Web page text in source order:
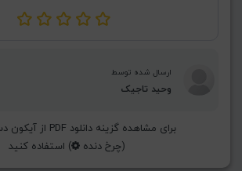
ارسال شده توسط
وحید تاجیک
برای مشاهده گزینه دانلود PDF از آیکون دسترسی ها
(چرخ دنده ) استفاده کنید